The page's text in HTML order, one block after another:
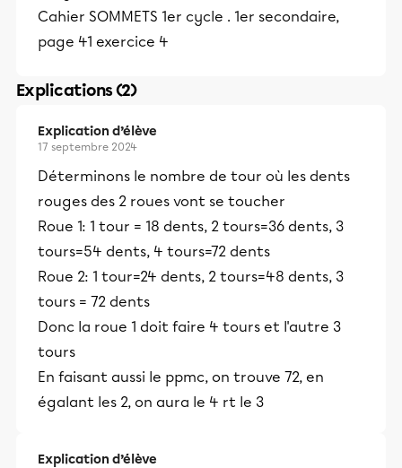
Cahier SOMMETS 1er cycle . 1er secondaire,
page 41 exercice 4
Explications (2)
Explication d’élève
17 septembre 2024
Déterminons le nombre de tour où les dents
rouges des 2 roues vont se toucher
Roue 1: 1 tour = 18 dents, 2 tours=36 dents, 3
tours=54 dents, 4 tours=72 dents
Roue 2: 1 tour=24 dents, 2 tours=48 dents, 3
tours = 72 dents
Donc la roue 1 doit faire 4 tours et l'autre 3
tours
En faisant aussi le ppmc, on trouve 72, en
égalant les 2, on aura le 4 rt le 3
Explication d’élève